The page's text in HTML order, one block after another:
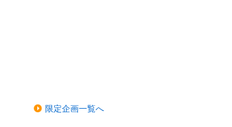
限定企画一覧へ